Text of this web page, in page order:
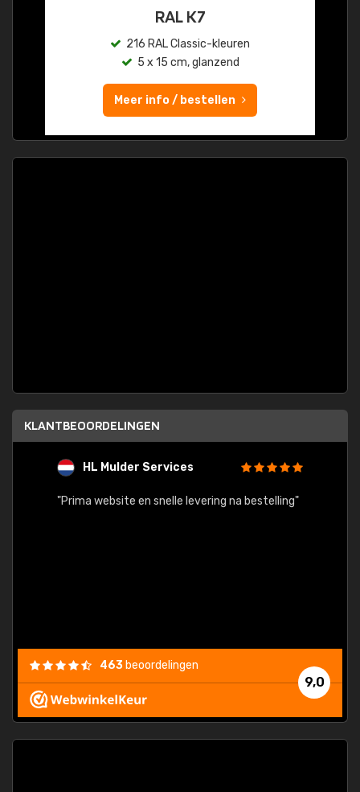
RAL K7
216 RAL Classic-kleuren
5 x 15 cm, glanzend
Meer info / bestellen
KLANTBEOORDELINGEN
HL Mulder Services
"Prima website en snelle levering na bestelling"
9,0
463 beoordelingen